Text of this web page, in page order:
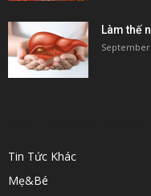
Làm thế
September
Tin Tức Khác
Mẹ&Bé